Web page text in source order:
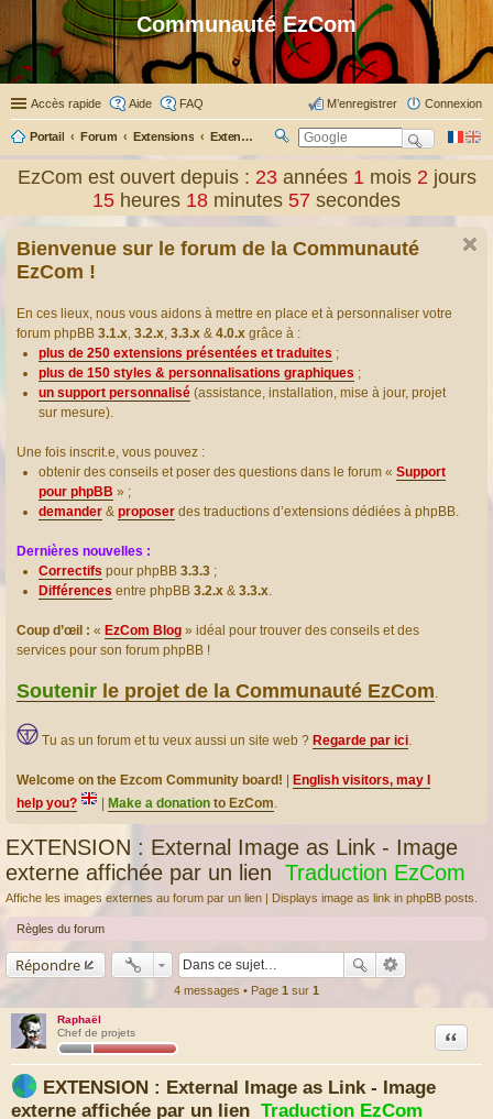
Communauté EzCom
Accès rapide Aide FAQ Connexion
M’enregistrer
Portail Forum Extensions Extensions présentées & traduites
er
EzCom est ouvert depuis : 23 années1 mois2 jours
15 heures 18 minutes 57 secondes
Bienvenue sur le forum de la Communauté
EzCom !
En ces lieux, nous vous aidons à mettre en place et à personnaliser votre
forum phpBB 3.1.x, 3.2.x, 3.3.x & 4.0.x grâce à :
plus de 250 extensions présentées et traduites ;
plus de 150 styles & personnalisations graphiques ;
un support personnalisé (assistance, installation, mise à jour, projet
sur mesure).
Une fois inscrit.e, vous pouvez :
obtenir des conseils et poser des questions dans le forum « Support
pour phpBB » ;
demander & proposer des traductions d’extensions dédiées à phpBB.
Dernières nouvelles :
Correctifs pour phpBB 3.3.3 ;
Différences entre phpBB 3.2.x & 3.3.x.
Coup d’œil : « EzCom Blog » idéal pour trouver des conseils et des
services pour son forum phpBB !
Soutenir le projet de la Communauté EzCom.
Tu as un forum et tu veux aussi un site web ? Regarde par ici.
Welcome on the Ezcom Community board!
English visitors, may I
help you?
Make a donation to EzCom.
EXTENSION : External Image as Link - Image
externe affichée par un lien Traduction EzCom
Affiche les images externes au forum par un lien | Displays image as link in phpBB posts.
Règles du forum
Répondre
4 messages • Page 1 sur 1
Raphaël
Chef de projets
EXTENSION : External Image as Link - Image
externe affichée par un lien Traduction EzCom
Citation